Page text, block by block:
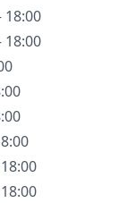
18:00
18:00